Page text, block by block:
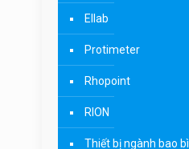
Ellab
Protimeter
Rhopoint
RION
Thiết bị ngành bao bì